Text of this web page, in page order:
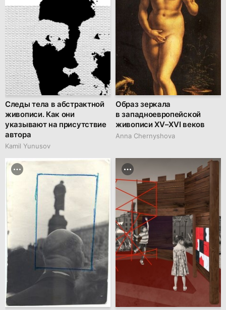
Следы тела в абстрактной
живописи. Как они
указывают на присутствие
автора
Kamil Yunusov
Образ зеркала
в западноевропейской
живописи XV–XVI веков
Anna Chernyshova